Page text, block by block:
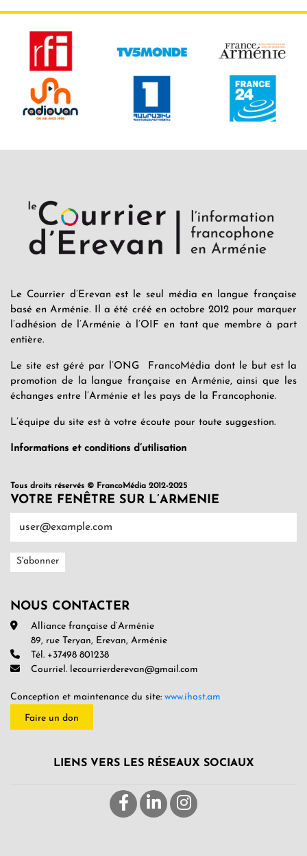
Le Courrier d’Erevan est le seul média en langue française
basé en Arménie. Il a été créé en octobre 2012 pour marquer
l’adhésion de l’Arménie à l’OIF en tant que membre à part
entière.
Le site est géré par l’ONG FrancoMédia dont le but est la
promotion de la langue française en Arménie, ainsi que les
échanges entre l’Arménie et les pays de la Francophonie.
L’équipe du site est à votre écoute pour toute suggestion.
Informations et conditions d’utilisation
Tous droits réservés © FrancoMédia 2012-2025
VOTRE FENÊTRE SUR L’ARMENIE
NOUS CONTACTER
Alliance française d’Arménie
89, rue Teryan, Erevan, Arménie
Tél. +37498 801238
Courriel. lecourrierderevan@gmail.com
Conception et maintenance du site: www.ihost.am
Faire un don
LIENS VERS LES RÉSEAUX SOCIAUX